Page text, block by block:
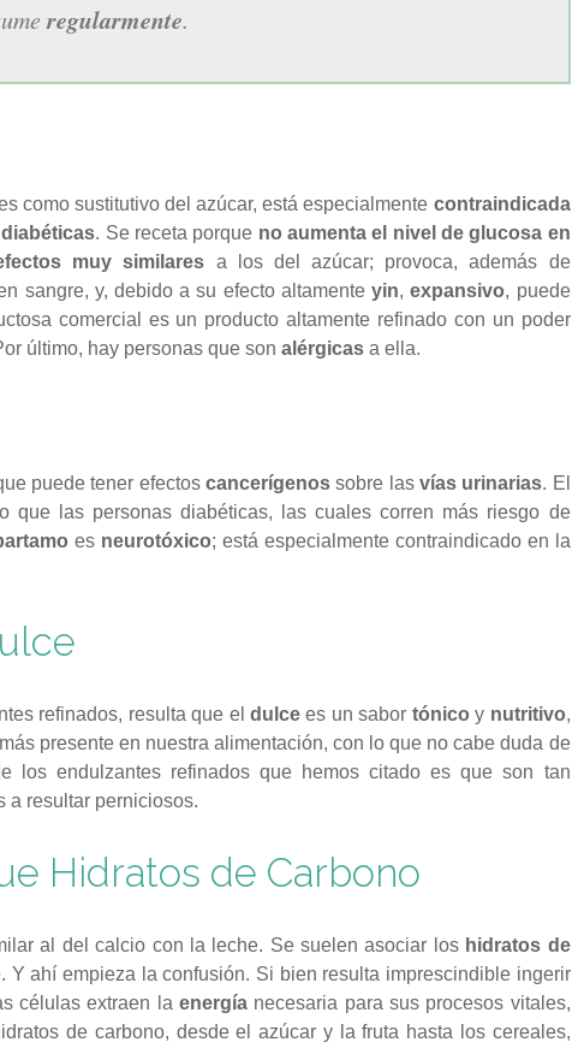
regularmente.
como sustitutivo del azúcar, está especialmente contraindicada
diabéticas. Se receta porque no aumenta el nivel de glucosa en
muy similares a los del azúcar; provoca, además de
sangre, y, debido a su efecto altamenteyin,expansivo, puede
comercial es un producto altamente refinado con un poder
último, hay personas que son alérgicas a ella.
puede tener efectoscancerígenossobre lasvías urinarias. El
que las personas diabéticas, las cuales corren más riesgo de
es neurotóxico; está especialmente contraindicado en la
refinados, resulta que el dulcees un sabor tónicoy nutritivo,
presente en nuestra alimentación, con lo que no cabe duda de
los endulzantes refinados que hemos citado es que son tan
a resultar perniciosos.
Hidratos de Carbono
al del calcio con la leche. Se suelen asociar los hidratos de
Y ahí empieza la confusión. Si bien resulta imprescindible ingerir
células extraen la energía necesaria para sus procesos vitales,
de carbono, desde el azúcar y la fruta hasta los cereales,